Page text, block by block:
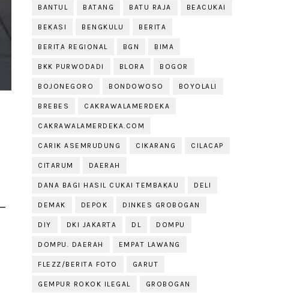
BANTUL BATANG BATU RAJA BEACUKAI
BEKASI BENGKULU BERITA
BERITA REGIONAL BGN BIMA
BKK PURWODADI BLORA BOGOR
BOJONEGORO BONDOWOSO BOYOLALI
BREBES CAKRAWALAMERDEKA
CAKRAWALAMERDEKA.COM
CARIK ASEMRUDUNG CIKARANG CILACAP
CITARUM DAERAH
DANA BAGI HASIL CUKAI TEMBAKAU DELI
DEMAK DEPOK DINKES GROBOGAN
DIY DKI JAKARTA DL DOMPU
DOMPU. DAERAH EMPAT LAWANG
FLEZZ/BERITA FOTO GARUT
GEMPUR ROKOK ILEGAL GROBOGAN